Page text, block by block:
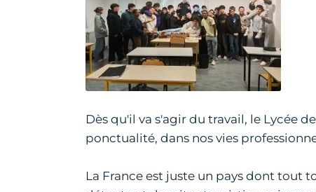
Dès qu'il va s'agir du travail, le Lycée
ponctualité, dans nos vies
La France est juste un pays dont tout